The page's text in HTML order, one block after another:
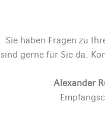
Sie haben Fragen zu
sind gerne für Sie da.
Alexander